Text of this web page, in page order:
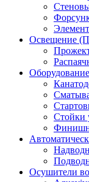
Освещение
Стойки
Осушители